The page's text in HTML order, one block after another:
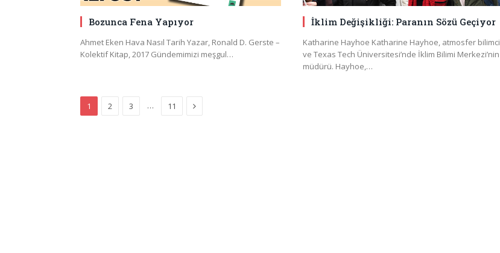
Bozunca Fena Yapıyor
Ahmet Eken Hava Nasıl Tarih Yazar, Ronald D. Gerste –
Kolektif Kitap, 2017 Gündemimizi meşgul…
İklim Değişikliği: Paranın Sözü Geçiyor
Katharine Hayhoe Katharine Hayhoe, atmosfer bilimci
ve Texas Tech Üniversitesi’nde İklim Bilimi Merkezi’nin
müdürü. Hayhoe,…
1 2 3 … 11 Next